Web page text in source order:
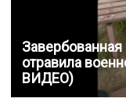
отравила
ВИДЕО)